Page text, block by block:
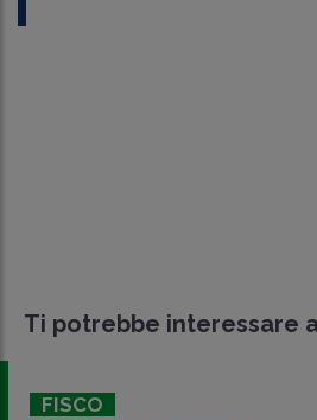
Ti potrebbe interessare
FISCO